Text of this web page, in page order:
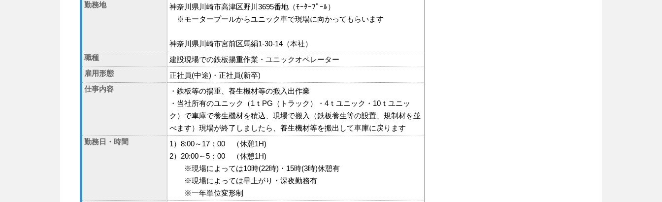
勤務地
神奈川県川崎市高津区野川3695番地（ﾓｰﾀｰﾌﾟｰﾙ）
※モータープールからユニック車で現場に向かってもらいます
神奈川県川崎市宮前区馬絹1-30-14（本社）
職種
建設現場での鉄板揚重作業・ユニックオペレーター
雇用形態
正社員(中途)・正社員(新卒)
仕事内容
・鉄板等の揚重、養生機材等の搬入出作業
・当社所有のユニック（1ｔPG（トラック）・4ｔユニック・10ｔユニッ
ク）で車庫で養生機材を積込、現場で搬入（鉄板養生等の設置、規制材を並
べます）現場が終了しましたら、養生機材等を搬出して車庫に戻ります
勤務日・時間
1）8:00～17：00 （休憩1H)
2）20:00～5：00 （休憩1H)
※現場によっては10時(22時)・15時(3時)休憩有
※現場によっては早上がり・深夜勤務有
※一年単位変形制